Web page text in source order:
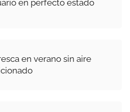
en perfecto estado
en verano sin aire